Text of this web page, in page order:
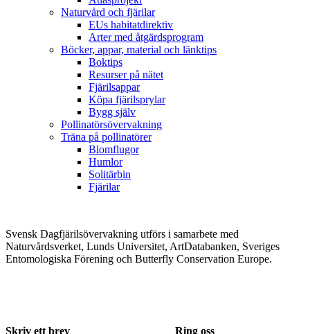
Naturvård och fjärilar
EUs habitatdirektiv
Arter med åtgärdsprogram
Böcker, appar, material och länktips
Boktips
Resurser på nätet
Fjärilsappar
Köpa fjärilsprylar
Bygg själv
Pollinatörsövervakning
Träna på pollinatörer
Blomflugor
Humlor
Solitärbin
Fjärilar
Svensk Dagfjärilsövervakning utförs i samarbete med
Naturvårdsverket, Lunds Universitet, ArtDatabanken, Sveriges
Entomologiska Förening och Butterfly Conservation Europe.
Skriv ett brev Ring oss